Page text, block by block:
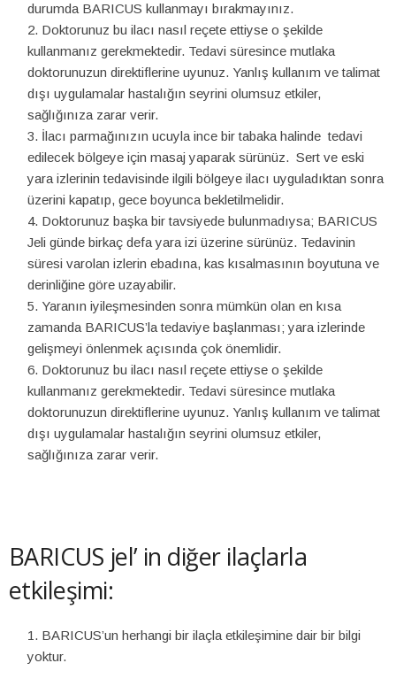
durumda BARICUS kullanmayı bırakmayınız.
Doktorunuz bu ilacı nasıl reçete ettiyse o şekilde
kullanmanız gerekmektedir. Tedavi süresince mutlaka
doktorunuzun direktiflerine uyunuz. Yanlış kullanım ve talimat
dışı uygulamalar hastalığın seyrini olumsuz etkiler,
sağlığınıza zarar verir.
İlacı parmağınızın ucuyla ince bir tabaka halinde tedavi
edilecek bölgeye için masaj yaparak sürünüz. Sert ve eski
yara izlerinin tedavisinde ilgili bölgeye ilacı uyguladıktan sonra
üzerini kapatıp, gece boyunca bekletilmelidir.
Doktorunuz başka bir tavsiyede bulunmadıysa; BARICUS
Jeli günde birkaç defa yara izi üzerine sürünüz. Tedavinin
süresi varolan izlerin ebadına, kas kısalmasının boyutuna ve
derinliğine göre uzayabilir.
Yaranın iyileşmesinden sonra mümkün olan en kısa
zamanda BARICUS’la tedaviye başlanması; yara izlerinde
gelişmeyi önlenmek açısında çok önemlidir.
Doktorunuz bu ilacı nasıl reçete ettiyse o şekilde
kullanmanız gerekmektedir. Tedavi süresince mutlaka
doktorunuzun direktiflerine uyunuz. Yanlış kullanım ve talimat
dışı uygulamalar hastalığın seyrini olumsuz etkiler,
sağlığınıza zarar verir.
BARICUS jel’ in diğer ilaçlarla
etkileşimi:
BARICUS’un herhangi bir ilaçla etkileşimine dair bir bilgi
yoktur.